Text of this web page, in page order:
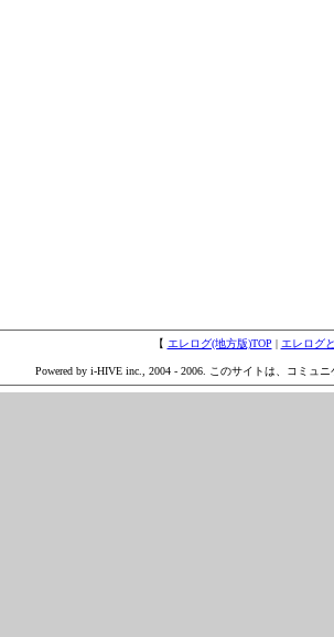
【 エレログ(地方版)TOP | エレログ
Powered by i-HIVE inc., 2004 - 2006. このサイトは、コミュ